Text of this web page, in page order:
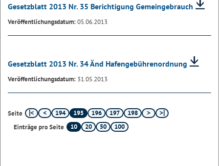
Gesetzblatt 2013 Nr. 35 Berichtigung Gemeingebrauch
Veröffentlichungsdatum:05.06.2013
Gesetzblatt 2013 Nr. 34 Änd Hafengebührenordnung
Veröffentlichungsdatum: 31.05.2013
Seite 194 195 196 197
198
Einträge pro Seite
10 20 50 100